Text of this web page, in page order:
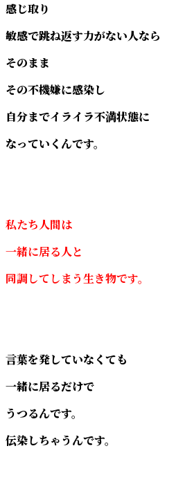
感じ取り
敏感で跳ね返す力がない人なら
そのまま
その不機嫌に感染し
自分までイライラ不満状態に
なっていくんです。
私たち人間は
一緒に居る人と
同調してしまう生き物です。
言葉を発していなくても
一緒に居るだけで
うつるんです。
伝染しちゃうんです。